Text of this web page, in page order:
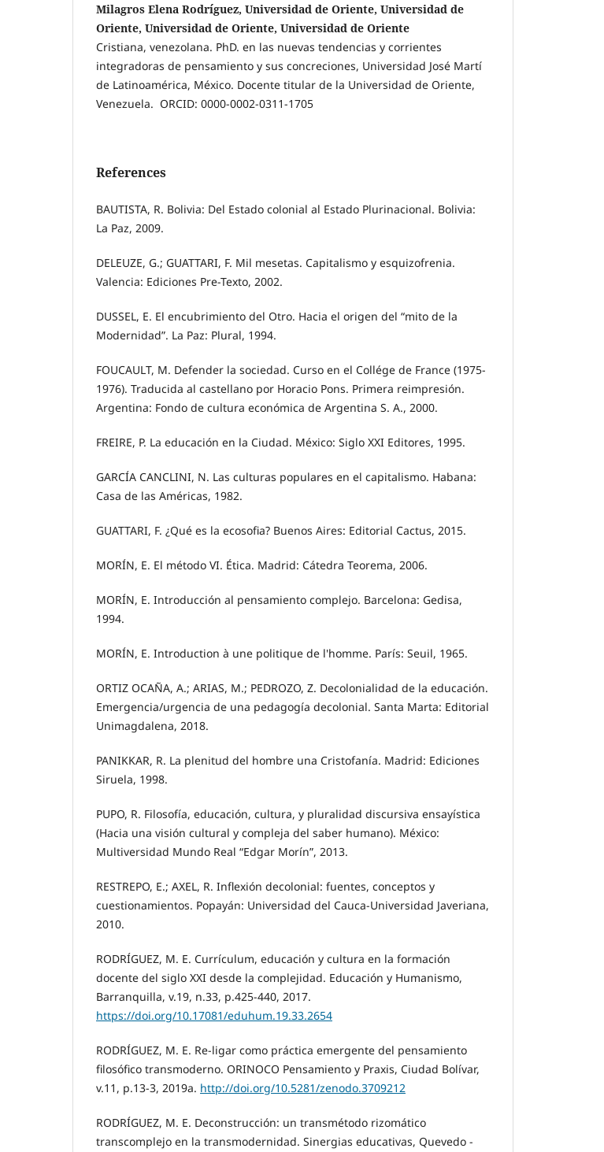
Milagros Elena Rodríguez, Universidad de Oriente, Universidad de
Oriente, Universidad de Oriente, Universidad de Oriente
Cristiana, venezolana. PhD. en las nuevas tendencias y corrientes
integradoras de pensamiento y sus concreciones, Universidad José Martí
de Latinoamérica, México. Docente titular de la Universidad de Oriente,
Venezuela. ORCID: 0000-0002-0311-1705
References
BAUTISTA, R. Bolivia: Del Estado colonial al Estado Plurinacional. Bolivia:
La Paz, 2009.
DELEUZE, G.; GUATTARI, F. Mil mesetas. Capitalismo y esquizofrenia.
Valencia: Ediciones Pre-Texto, 2002.
DUSSEL, E. El encubrimiento del Otro. Hacia el origen del “mito de la
Modernidad”. La Paz: Plural, 1994.
FOUCAULT, M. Defender la sociedad. Curso en el Collége de France (1975-
1976). Traducida al castellano por Horacio Pons. Primera reimpresión.
Argentina: Fondo de cultura económica de Argentina S. A., 2000.
FREIRE, P. La educación en la Ciudad. México: Siglo XXI Editores, 1995.
GARCÍA CANCLINI, N. Las culturas populares en el capitalismo. Habana:
Casa de las Américas, 1982.
GUATTARI, F. ¿Qué es la ecosofia? Buenos Aires: Editorial Cactus, 2015.
MORÍN, E. El método VI. Ética. Madrid: Cátedra Teorema, 2006.
MORÍN, E. Introducción al pensamiento complejo. Barcelona: Gedisa,
1994.
MORÍN, E. Introduction à une politique de l'homme. París: Seuil, 1965.
ORTIZ OCAÑA, A.; ARIAS, M.; PEDROZO, Z. Decolonialidad de la educación.
Emergencia/urgencia de una pedagogía decolonial. Santa Marta: Editorial
Unimagdalena, 2018.
PANIKKAR, R. La plenitud del hombre una Cristofanía. Madrid: Ediciones
Siruela, 1998.
PUPO, R. Filosofía, educación, cultura, y pluralidad discursiva ensayística
(Hacia una visión cultural y compleja del saber humano). México:
Multiversidad Mundo Real “Edgar Morín”, 2013.
RESTREPO, E.; AXEL, R. Inflexión decolonial: fuentes, conceptos y
cuestionamientos. Popayán: Universidad del Cauca-Universidad Javeriana,
2010.
RODRÍGUEZ, M. E. Currículum, educación y cultura en la formación
docente del siglo XXI desde la complejidad. Educación y Humanismo,
Barranquilla, v.19, n.33, p.425-440, 2017.
https://doi.org/10.17081/eduhum.19.33.2654
RODRÍGUEZ, M. E. Re-ligar como práctica emergente del pensamiento
filosófico transmoderno. ORINOCO Pensamiento y Praxis, Ciudad Bolívar,
v.11, p.13-3, 2019a. http://doi.org/10.5281/zenodo.3709212
RODRÍGUEZ, M. E. Deconstrucción: un transmétodo rizomático
transcomplejo en la transmodernidad. Sinergias educativas, Quevedo -